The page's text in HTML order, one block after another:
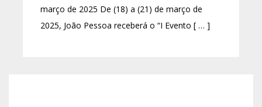
março de 2025 De (18) a (21) de março de
2025, João Pessoa receberá o “I Evento [ … ]